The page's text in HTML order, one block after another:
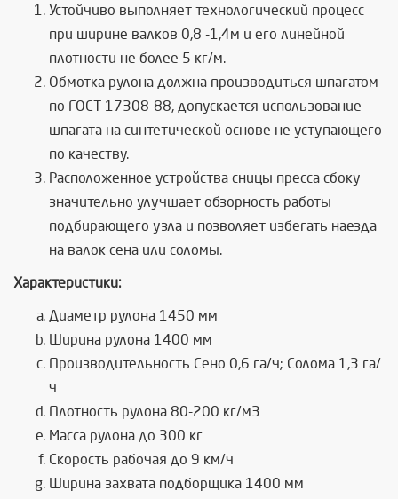
Устойчиво выполняет технологический процесс
при ширине валков 0,8 -1,4м и его линейной
плотности не более 5 кг/м.
Обмотка рулона должна производиться шпагатом
по ГОСТ 17308-88, допускается использование
шпагата на синтетической основе не уступающего
по качеству.
Расположенное устройства сницы пресса сбоку
значительно улучшает обзорность работы
подбирающего узла и позволяет избегать наезда
на валок сена или соломы.
Характеристики:
Диаметр рулона 1450 мм
Ширина рулона 1400 мм
Производительность Сено 0,6 га/ч; Солома 1,3 га/
ч
Плотность рулона 80-200 кг/м3
Масса рулона до 300 кг
Скорость рабочая до 9 км/ч
Ширина захвата подборщика 1400 мм